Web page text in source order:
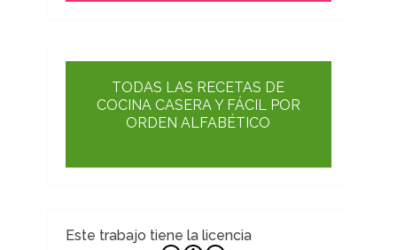
TODAS LAS RECETAS DE
COCINA CASERA Y FÁCIL POR
ORDEN ALFABÉTICO
Este trabajo tiene la licencia